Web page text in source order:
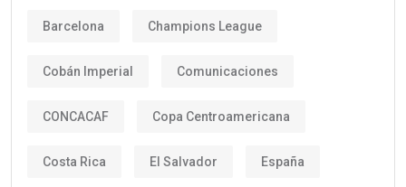
Barcelona Champions League
Cobán Imperial Comunicaciones
CONCACAF Copa Centroamericana
Costa Rica El Salvador España